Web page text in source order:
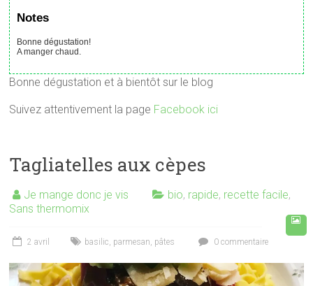
Notes
Bonne dégustation!
A manger chaud.
Bonne dégustation et à bientôt sur le blog
Suivez attentivement la page Facebook ici
Tagliatelles aux cèpes
Je mange donc je vis bio, rapide, recette facile,
Sans thermomix
2 avril basilic parmesan pâtes 0 commentaire